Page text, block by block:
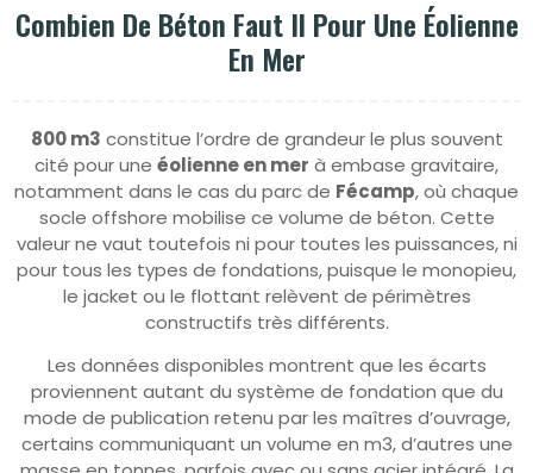
Combien De Béton Faut Il Pour Une Éolienne
En Mer
800 m3 constitue l’ordre de grandeur le plus souvent
cité pour une éolienne en mer à embase gravitaire,
notamment dans le cas du parc de Fécamp, où chaque
socle offshore mobilise ce volume de béton. Cette
valeur ne vaut toutefois ni pour toutes les puissances, ni
pour tous les types de fondations, puisque le monopieu,
le jacket ou le flottant relèvent de périmètres
constructifs très différents.
Les données disponibles montrent que les écarts
proviennent autant du système de fondation que du
mode de publication retenu par les maîtres d’ouvrage,
certains communiquant un volume en m3, d’autres une